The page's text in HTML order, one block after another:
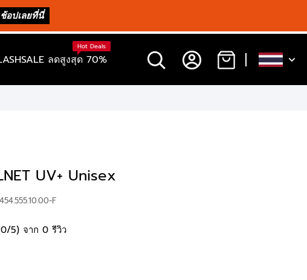
ช้อปเลยที่นี่
ลดสูงสุด 70%
Hot Deals
UV+ Unisex
F
5) จาก 0 รีวิว